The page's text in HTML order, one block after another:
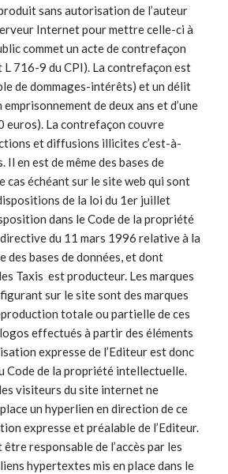
sans autorisation de l’auteur
Internet pour mettre celle-ci à
commet un acte de contrefaçon
716-9 du CPI). La contrefaçon est
de dommages-intérêts) et un délit
emprisonnement de deux ans et d’une
euros). La contrefaçon couvre
et diffusions illicites c’est-à-
en est de même des bases de
cas échéant sur le site web qui sont
de la loi du 1er juillet
dans le Code de la propriété
du 11 mars 1996 relative à la
bases de données, et dont
Taxis est producteur. Les marques
sur le site sont des marques
totale ou partielle de ces
effectués à partir des éléments
expresse de l’Editeur est donc
Code de la propriété intellectuelle.
visiteurs du site internet ne
un hyperlien en direction de ce
expresse et préalable de l’Editeur.
être responsable de l’accès par les
hypertextes mis en place dans le